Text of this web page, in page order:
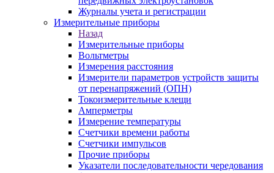
Журналы учета и регистрации
Измерительные приборы
Назад
Измерительные приборы
Вольтметры
Измерения расстояния
Измерители параметров устройств защиты
от перенапряжений (ОПН)
Токоизмерительные клещи
Амперметры
Измерение температуры
Счетчики времени работы
Счетчики импульсов
Прочие приборы
Указатели последовательности чередования